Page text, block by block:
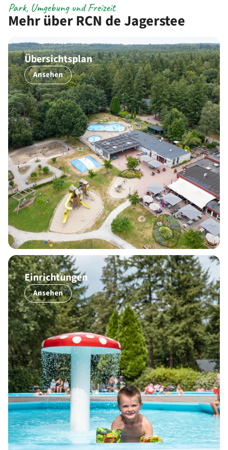
Mehr über RCN de Jagerstee
Park, Umgebung und Freizeit
Übersichtsplan
Ansehen
Einrichtungen
Ansehen